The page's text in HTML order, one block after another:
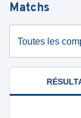
Matchs
Toutes les